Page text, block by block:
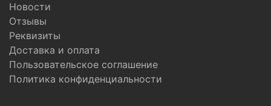
Новости
Отзывы
Реквизиты
Доставка и оплата
Пользовательское соглашение
Политика конфиденциальности